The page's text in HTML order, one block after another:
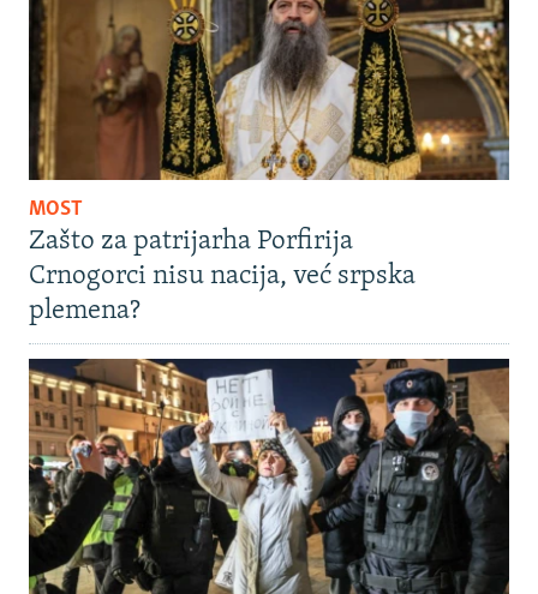
MOST
Zašto za patrijarha Porfirija
Crnogorci nisu nacija, već srpska
plemena?